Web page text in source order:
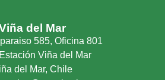
del Mar
585, Oficina 801
Viña del Mar
del Mar, Chile